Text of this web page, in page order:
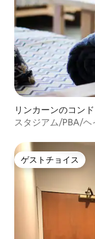
リンカーンのコン
スタジアム/PBA/ヘ
ゲストチョイス
ゲストチョイス